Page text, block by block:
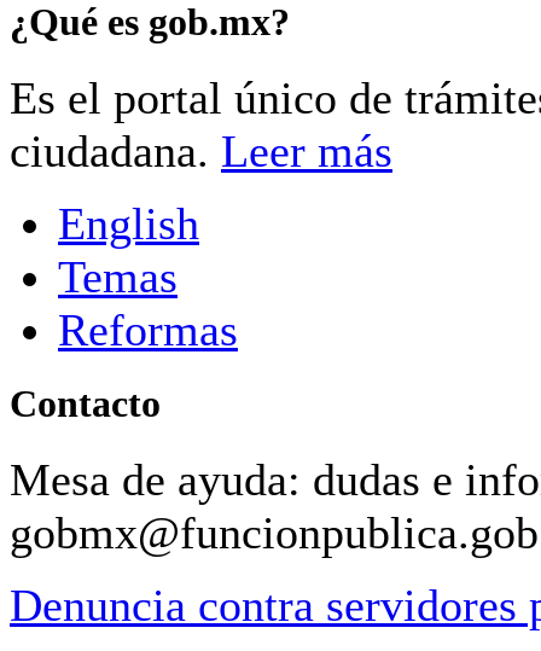
¿Qué es gob.mx?
Es el portal único de
ciudadana. Leer más
English
Temas
Reformas
Contacto
Mesa de ayuda: dudas e
Denuncia contra servidores